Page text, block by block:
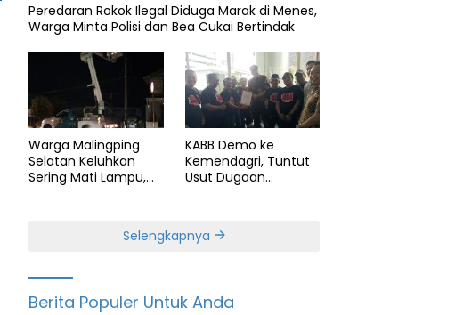
Peredaran Rokok Ilegal Diduga Marak di Menes,
Warga Minta Polisi dan Bea Cukai Bertindak
Warga Malingping
Selatan Keluhkan
Sering Mati Lampu,
KABB Demo ke
Kemendagri, Tuntut
Usut Dugaan
Selengkapnya
Berita Populer Untuk Anda